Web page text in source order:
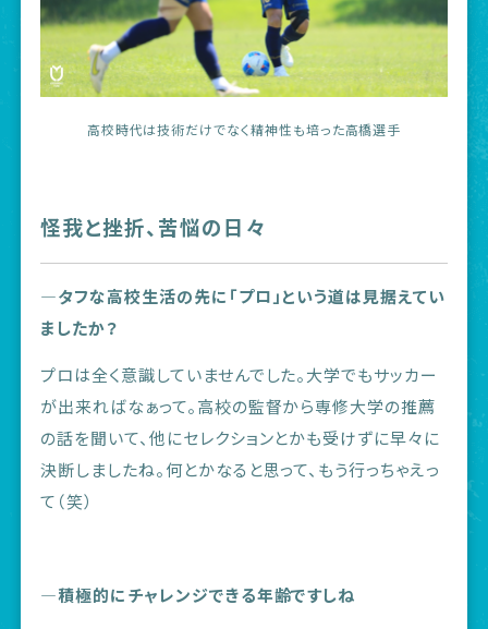
高校時代は技術だけでなく精神性も培った高橋選手
怪我と挫折、苦悩の日々
―タフな高校生活の先に「プロ」という道は見据えてい
ましたか？
プロは全く意識していませんでした。大学でもサッカー
が出来ればなぁって。高校の監督から専修大学の推薦
の話を聞いて、他にセレクションとかも受けずに早々に
決断しましたね。何とかなると思って、もう行っちゃえっ
て（笑）
―積極的にチャレンジできる年齢ですしね